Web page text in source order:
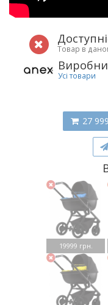
Товар в
Усі товари
27
19999 грн.